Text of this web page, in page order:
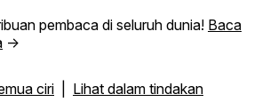
pembaca di seluruh dunia! Baca
→
ciri Lihat dalam tindakan